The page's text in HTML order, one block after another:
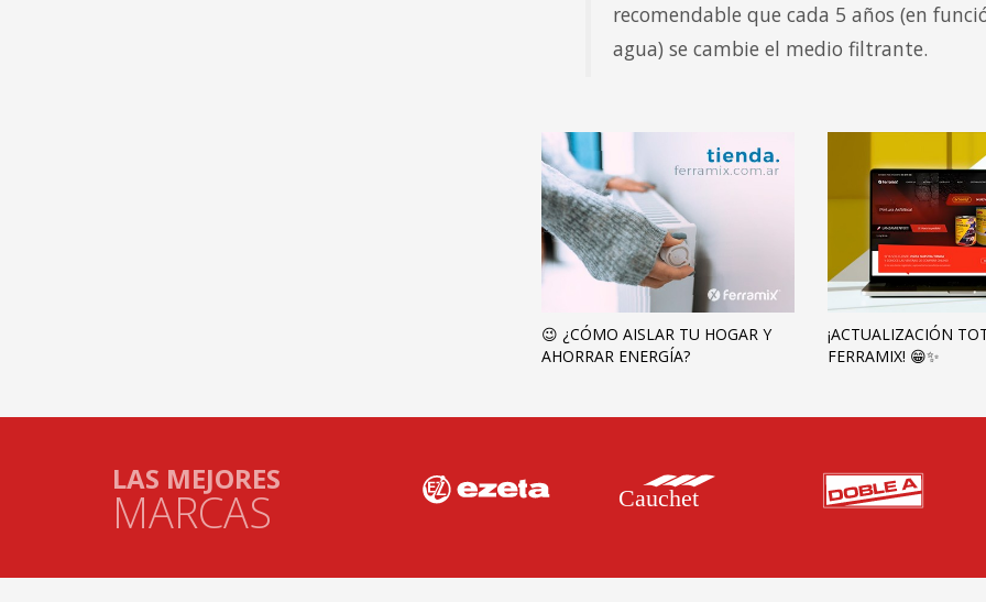
recomendable que cada 5 años (en
agua) se cambie el medio filtrante.
😉 ¿CÓMO AISLAR TU HOGAR Y
AHORRAR ENERGÍA?
¡ACTUALIZACIÓN
FERRAMIX! 😁✨
LAS MEJORES
MARCAS